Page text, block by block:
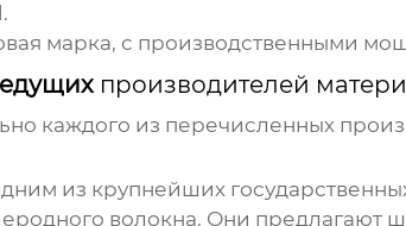
марка, с производственными
производителей
каждого из перечисленных
из крупнейших
волокна. Они